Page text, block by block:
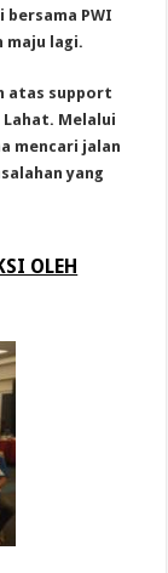
bersama PWI
maju lagi.
atas support
Lahat. Melalui
mencari jalan
yang
OLEH